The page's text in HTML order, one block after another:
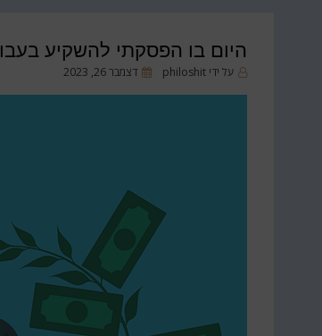
היום בו הפסקתי להשקיע
על ידיphiloshit
פורסםדצמבר 26, 2023